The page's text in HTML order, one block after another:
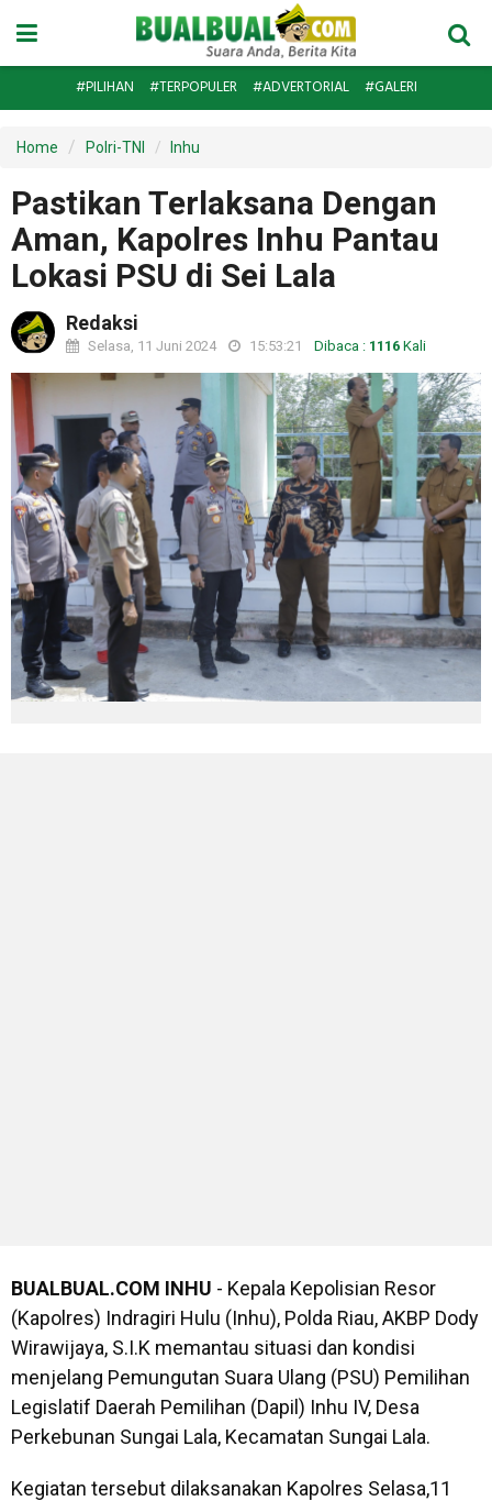
#PILIHAN #TERPOPULER #ADVERTORIAL #GALERI
Home Polri-TNI Inhu
Pastikan Terlaksana Dengan
Aman, Kapolres Inhu Pantau
Lokasi PSU di Sei Lala
Redaksi
Selasa, 11 Juni 2024 15:53:21 Dibaca : 1116 Kali
BUALBUAL.COM INHU - Kepala Kepolisian Resor
(Kapolres) Indragiri Hulu (Inhu), Polda Riau, AKBP Dody
Wirawijaya, S.I.K memantau situasi dan kondisi
menjelang Pemungutan Suara Ulang (PSU) Pemilihan
Legislatif Daerah Pemilihan (Dapil) Inhu IV, Desa
Perkebunan Sungai Lala, Kecamatan Sungai Lala.
Kegiatan tersebut dilaksanakan Kapolres Selasa,11